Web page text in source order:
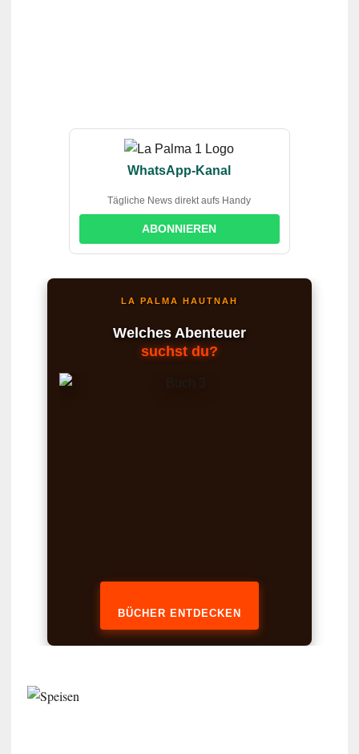
WhatsApp-Kanal
Tägliche News direkt aufs Handy
ABONNIEREN
LA PALMA HAUTNAH
Welches Abenteuer
suchst du?
BÜCHER ENTDECKEN